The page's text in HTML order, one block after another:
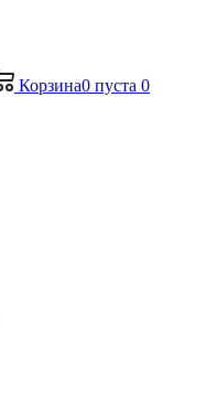
Корзина0 пуста 0